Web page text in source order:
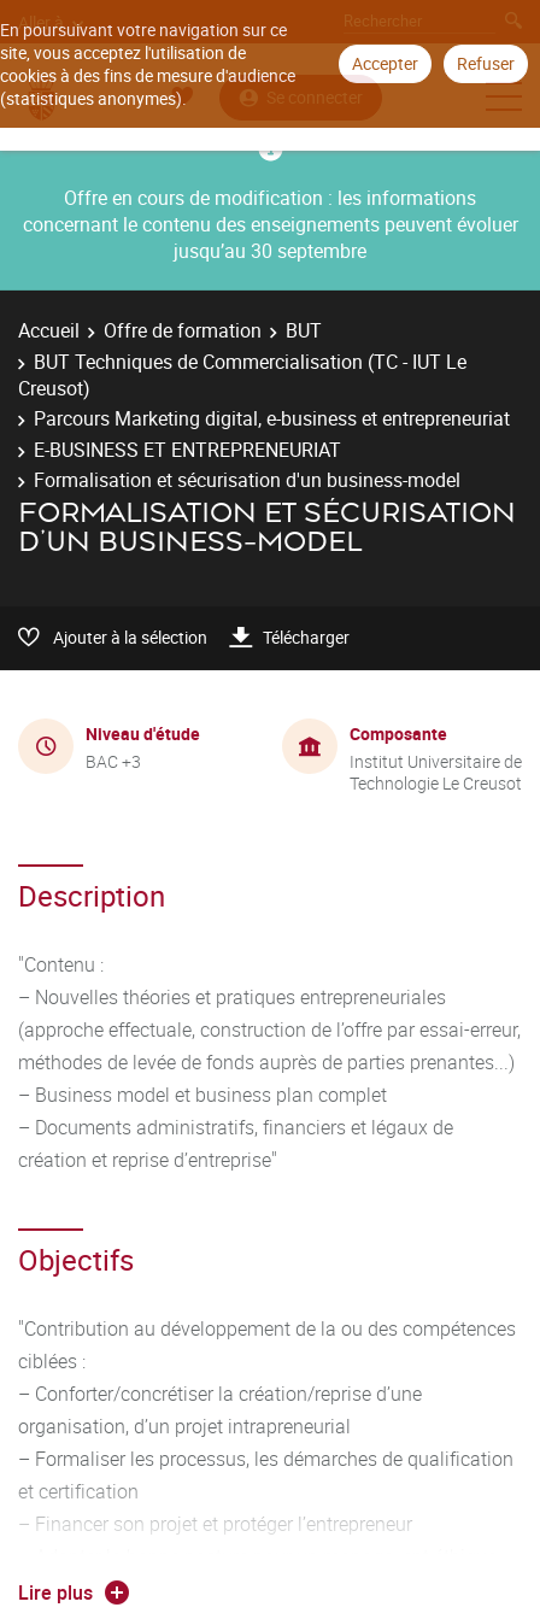
En poursuivant votre navigation sur ce
site, vous acceptez l'utilisation de
cookies à des fins de mesure d'audience
(statistiques anonymes).
Accepter Refuser
Aller à
Se connecter
Offre en cours de modification : les informations
concernant le contenu des enseignements peuvent évoluer
jusqu’au 30 septembre
Accueil Offre de formation
BUT
BUT Techniques de Commercialisation (TC - IUT Le
Creusot)
Parcours Marketing digital, e-business et entrepreneuriat
E-BUSINESS ET ENTREPRENEURIAT
Formalisation et sécurisation d'un business-model
FORMALISATION ET SÉCURISATION
D'UN BUSINESS-MODEL
Ajouter à la sélection Télécharger
Niveau d'étude
BAC +3
Composante
Institut Universitaire de
Technologie Le Creusot
Description
"Contenu :
– Nouvelles théories et pratiques entrepreneuriales
(approche effectuale, construction de l’offre par essai-erreur,
méthodes de levée de fonds auprès de parties prenantes...)
– Business model et business plan complet
– Documents administratifs, financiers et légaux de
création et reprise d’entreprise"
Objectifs
"Contribution au développement de la ou des compétences
ciblées :
– Conforter/concrétiser la création/reprise d’une
organisation, d’un projet intrapreneurial
– Formaliser les processus, les démarches de qualification
et certification
– Financer son projet et protéger l’entrepreneur
– Comprendre l’écosystème entrepreneurial"
Lire plus